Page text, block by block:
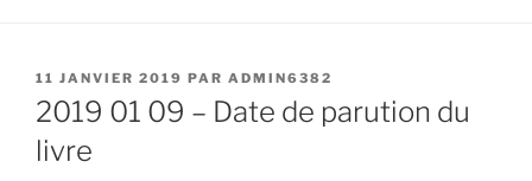
PUBLIÉ
LE
11 JANVIER 2019 PAR ADMIN6382
2019 01 09 – Date de parution du
livre